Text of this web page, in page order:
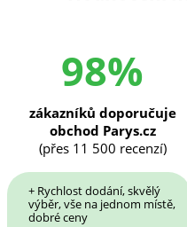
98%
zákazníků doporučuje
obchod Parys.cz
(přes 11 500 recenzí)
+ Rychlost dodání, skvělý
výběr, vše na jednom místě,
dobré ceny